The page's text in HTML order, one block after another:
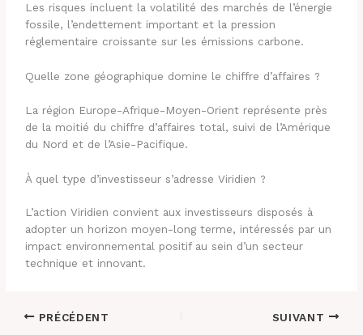
Les risques incluent la volatilité des marchés de l’énergie
fossile, l’endettement important et la pression
réglementaire croissante sur les émissions carbone.
Quelle zone géographique domine le chiffre d’affaires ?
La région Europe-Afrique-Moyen-Orient représente près
de la moitié du chiffre d’affaires total, suivi de l’Amérique
du Nord et de l’Asie-Pacifique.
À quel type d’investisseur s’adresse Viridien ?
L’action Viridien convient aux investisseurs disposés à
adopter un horizon moyen-long terme, intéressés par un
impact environnemental positif au sein d’un secteur
technique et innovant.
PRÉCÉDENT SUIVANT